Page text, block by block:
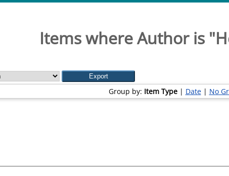
Items where Author is "
Group by: Item Type| Date| No